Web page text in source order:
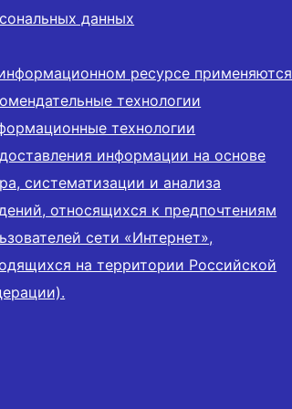
данных
ресурсе применяются
технологии
технологии
информации на основе
систематизации и анализа
относящихся к предпочтениям
сети «Интернет»,
на территории Российской